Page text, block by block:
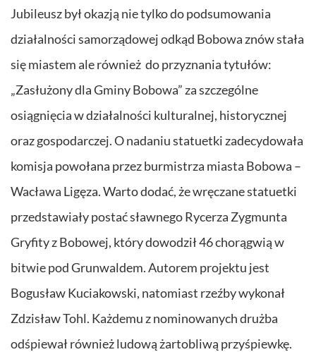
Jubileusz był okazją nie tylko do podsumowania
działalności samorządowej odkąd Bobowa znów stała
się miastem ale również do przyznania tytułów:
„Zasłużony dla Gminy Bobowa” za szczególne
osiągnięcia w działalności kulturalnej, historycznej
oraz gospodarczej. O nadaniu statuetki zadecydowała
komisja powołana przez burmistrza miasta Bobowa –
Wacława Ligęza. Warto dodać, że wręczane statuetki
przedstawiały postać sławnego Rycerza Zygmunta
Gryfity z Bobowej, który dowodził 46 chorągwią w
bitwie pod Grunwaldem. Autorem projektu jest
Bogusław Kuciakowski, natomiast rzeźby wykonał
Zdzisław Tohl. Każdemu z nominowanych drużba
odśpiewał również ludową żartobliwą przyśpiewkę.